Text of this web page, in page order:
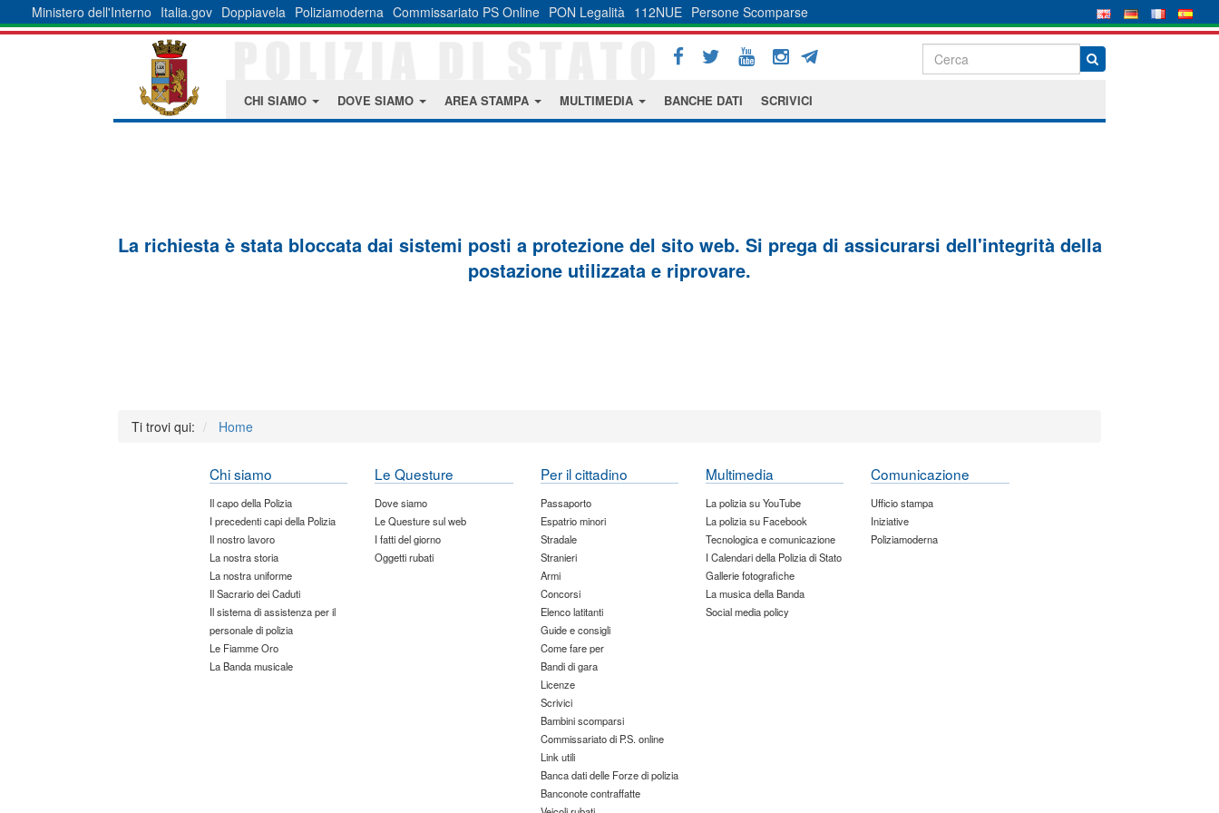
Ministero dell'Interno Italia.gov Doppiavela Poliziamoderna Commissariato PS Online PON Legalità 112NUE Persone Scomparse
CHI SIAMO DOVE SIAMO AREA STAMPA MULTIMEDIA BANCHE DATI SCRIVICI
La richiesta è stata bloccata dai sistemi posti a protezione del sito web. Si prega di assicurarsi dell'integrità della
postazione utilizzata e riprovare.
Ti trovi qui: Home
Chi siamo
Il capo della Polizia
I precedenti capi della Polizia
Il nostro lavoro
La nostra storia
La nostra uniforme
Il Sacrario dei Caduti
Il sistema di assistenza per il
personale di polizia
Le Fiamme Oro
La Banda musicale
Le Questure
Dove siamo
Le Questure sul web
I fatti del giorno
Oggetti rubati
Per il cittadino
Passaporto
Espatrio minori
Stradale
Stranieri
Armi
Concorsi
Elenco latitanti
Guide e consigli
Come fare per
Bandi di gara
Licenze
Scrivici
Bambini scomparsi
Commissariato di P.S. online
Link utili
Banca dati delle Forze di polizia
Banconote contraffatte
Multimedia
La polizia su YouTube
La polizia su Facebook
Tecnologica e comunicazione
I Calendari della Polizia di Stato
Gallerie fotografiche
La musica della Banda
Social media policy
Comunicazione
Ufficio stampa
Iniziative
Poliziamoderna